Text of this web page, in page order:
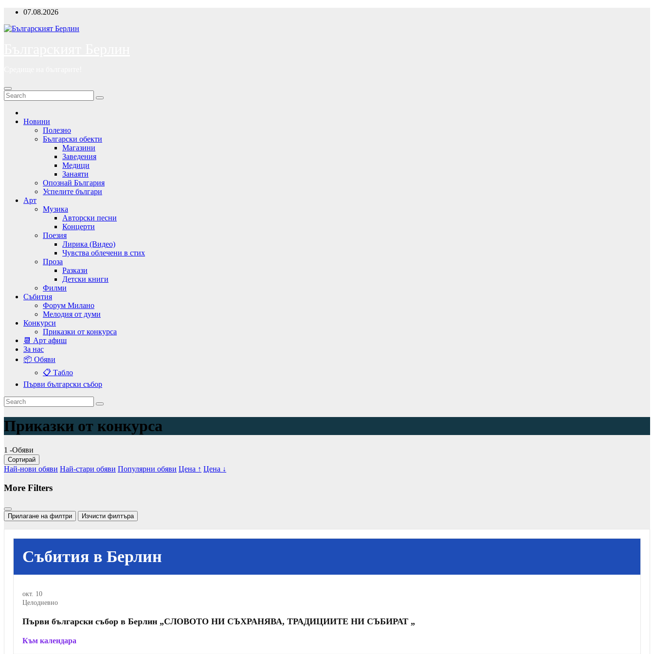
Skip
content
07.08.2026
Новини
Полезно
Български обекти
Магазини
Заведения
Медици
Занаяти
Опознай България
Успелите българи
Арт
Музика
Авторски песни
Концерти
Поезия
Лирика (Видео)
Чувства облечени в стих
Проза
Разкази
Детски книги
Филми
Събития
Форум Милано
Мелодия от думи
Конкурси
Приказки от конкурса
📆 Арт афиш
За нас
📦 Обяви
📋 Табло
Първи български събор
Приказки от конкурса
1 -Обяви
Сортирай
Най-нови обяви Най-стари обяви Популярни обяви Цена ↑ Цена ↓
More Filters
Прилагане на филтри Изчисти филтъра
Събития в Берлин
окт. 10
Целодневно
Първи български събор в Берлин „СЛОВОТО НИ СЪХРАНЯВА, ТРАДИЦИИТЕ НИ СЪБИРАТ „
Към календара